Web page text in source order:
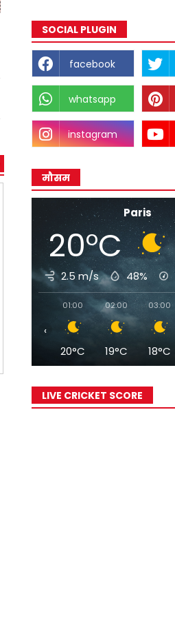
SOCIAL PLUGIN
facebook
whatsapp
instagram
मौसम
Paris
20°C
2.5 m/s 48%
01:00
20°C
02:00
19°C
03:00
18°C
‹
LIVE CRICKET SCORE